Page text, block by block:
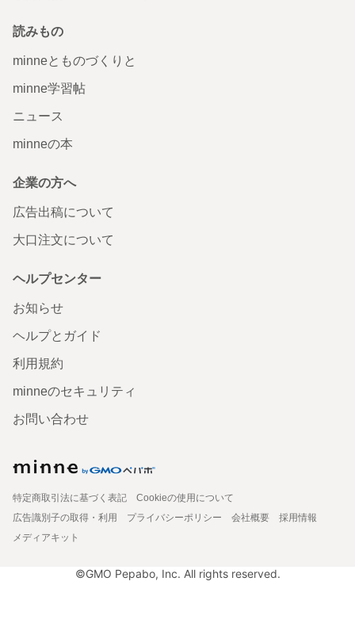
読みもの
minneとものづくりと
minne学習帖
ニュース
minneの本
企業の方へ
広告出稿について
大口注文について
ヘルプセンター
お知らせ
ヘルプとガイド
利用規約
minneのセキュリティ
お問い合わせ
特定商取引法に基づく表記
Cookieの使用について
広告識別子の取得・利用
プライバシーポリシー 会社概要
採用情報
メディアキット
©GMO Pepabo, Inc. All rights reserved.